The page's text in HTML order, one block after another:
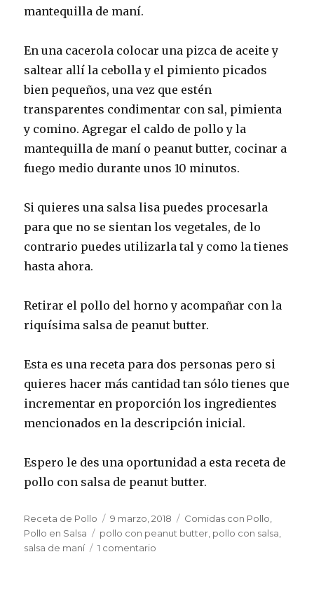
mantequilla de maní.
En una cacerola colocar una pizca de aceite y
saltear allí la cebolla y el pimiento picados
bien pequeños, una vez que estén
transparentes condimentar con sal, pimienta
y comino. Agregar el caldo de pollo y la
mantequilla de maní o peanut butter, cocinar a
fuego medio durante unos 10 minutos.
Si quieres una salsa lisa puedes procesarla
para que no se sientan los vegetales, de lo
contrario puedes utilizarla tal y como la tienes
hasta ahora.
Retirar el pollo del horno y acompañar con la
riquísima salsa de peanut butter.
Esta es una receta para dos personas pero si
quieres hacer más cantidad tan sólo tienes que
incrementar en proporción los ingredientes
mencionados en la descripción inicial.
Espero le des una oportunidad a esta receta de
pollo con salsa de peanut butter.
Autor
Receta de Pollo
Publicado
el
9 marzo, 2018 Categorías
Comidas con Pollo
Pollo en Salsa
Etiquetas
pollo con peanut butter pollo con salsa
salsa de maní
1 comentario